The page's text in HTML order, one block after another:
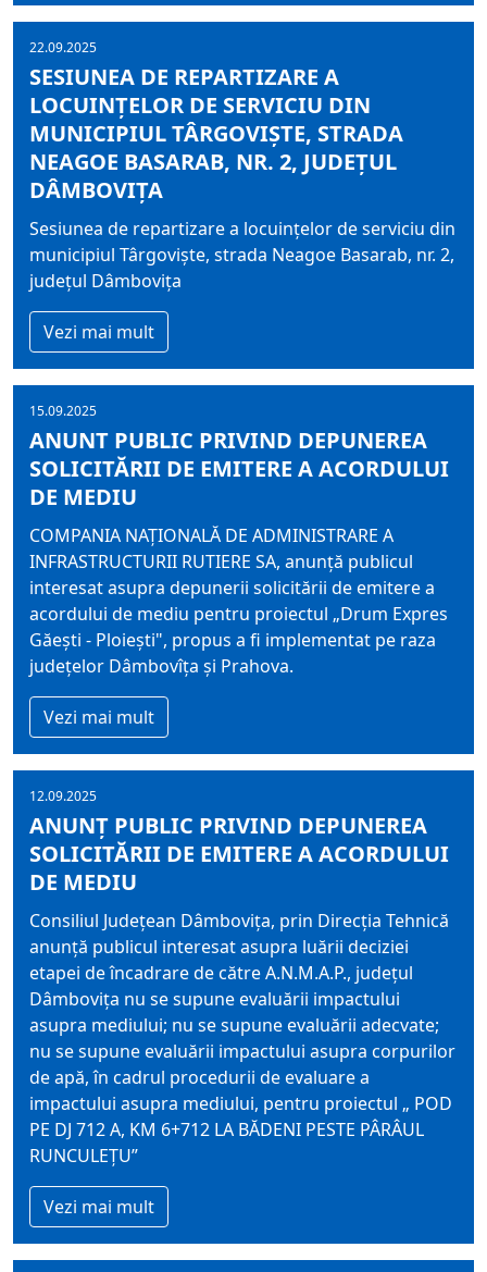
22.09.2025
SESIUNEA DE REPARTIZARE A
LOCUINȚELOR DE SERVICIU DIN
MUNICIPIUL TÂRGOVIȘTE, STRADA
NEAGOE BASARAB, NR. 2, JUDEȚUL
DÂMBOVIȚA
Sesiunea de repartizare a locuințelor de serviciu din
municipiul Târgoviște, strada Neagoe Basarab, nr. 2,
județul Dâmbovița
Vezi mai mult
15.09.2025
ANUNT PUBLIC PRIVIND DEPUNEREA
SOLICITĂRII DE EMITERE A ACORDULUI
DE MEDIU
COMPANIA NAŢIONALĂ DE ADMINISTRARE A
INFRASTRUCTURII RUTIERE SA, anunţă publicul
interesat asupra depunerii solicitării de emitere a
acordului de mediu pentru proiectul „Drum Expres
Găeşti - Ploieşti", propus a fi implementat pe raza
judeţelor Dâmbovîţa şi Prahova.
Vezi mai mult
12.09.2025
ANUNŢ PUBLIC PRIVIND DEPUNEREA
SOLICITĂRII DE EMITERE A ACORDULUI
DE MEDIU
Consiliul Judeţean Dâmboviţa, prin Direcția Tehnică
anunţă publicul interesat asupra luării deciziei
etapei de încadrare de către A.N.M.A.P., județul
Dâmbovița nu se supune evaluării impactului
asupra mediului; nu se supune evaluării adecvate;
nu se supune evaluării impactului asupra corpurilor
de apă, în cadrul procedurii de evaluare a
impactului asupra mediului, pentru proiectul „ POD
PE DJ 712 A, KM 6+712 LA BĂDENI PESTE PÂRÂUL
RUNCULEȚU”
Vezi mai mult